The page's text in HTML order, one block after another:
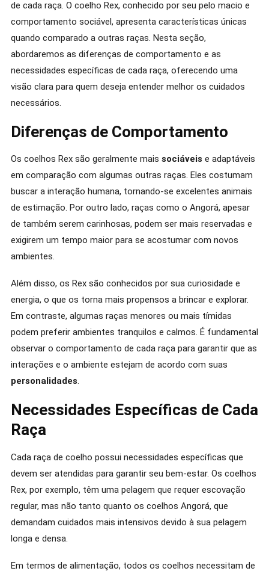
de cada raça. O coelho Rex, conhecido por seu pelo macio e
comportamento sociável, apresenta características únicas
quando comparado a outras raças. Nesta seção,
abordaremos as diferenças de comportamento e as
necessidades específicas de cada raça, oferecendo uma
visão clara para quem deseja entender melhor os cuidados
necessários.
Diferenças de Comportamento
Os coelhos Rex são geralmente mais sociáveis e adaptáveis
em comparação com algumas outras raças. Eles costumam
buscar a interação humana, tornando-se excelentes animais
de estimação. Por outro lado, raças como o Angorá, apesar
de também serem carinhosas, podem ser mais reservadas e
exigirem um tempo maior para se acostumar com novos
ambientes.
Além disso, os Rex são conhecidos por sua curiosidade e
energia, o que os torna mais propensos a brincar e explorar.
Em contraste, algumas raças menores ou mais tímidas
podem preferir ambientes tranquilos e calmos. É fundamental
observar o comportamento de cada raça para garantir que as
interações e o ambiente estejam de acordo com suas
personalidades.
Necessidades Específicas de Cada
Raça
Cada raça de coelho possui necessidades específicas que
devem ser atendidas para garantir seu bem-estar. Os coelhos
Rex, por exemplo, têm uma pelagem que requer escovação
regular, mas não tanto quanto os coelhos Angorá, que
demandam cuidados mais intensivos devido à sua pelagem
longa e densa.
Em termos de alimentação, todos os coelhos necessitam de